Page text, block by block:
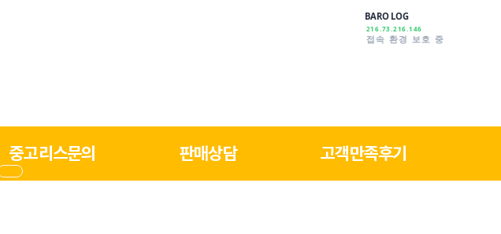
중고리스문의 판매상담 고객만족후기
BARO LOG
216.73.216.146
안심하고 이용하세요